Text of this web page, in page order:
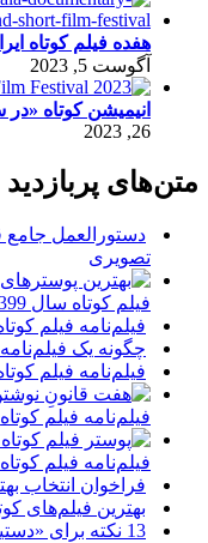
هفده فیلم کوتاه
آگوست 5, 2023
انیمیشن کوتاه «در
26, 2023
متن‌های پربازدید
دستورالعمل جامع
تصویری
فیلم کوتاه سال 1399
فیلم‌نامه فیلم
چگونه یک فیلم‌نامه
فیلم‌نامه فیلم
فیلم‌نامه فیلم کوتاه
فیلم‌نامه فیلم
فراخوان انتخاب
بهترین فیلم‌های کوتاه سال 1403
13 نکته برای «دستیار اول کارگردان» بهتری بودن